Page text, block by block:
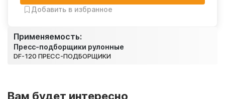
Применяемость:
Пресс-подборщики рулонные
DF-120 ПРЕСС-ПОДБОРЩИКИ
Добавить в избранное
Вам будет интересно